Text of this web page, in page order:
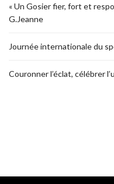
« Un Gosier fier, fort et
G.Jeanne
Journée internationale du
Couronner l’éclat, célébrer